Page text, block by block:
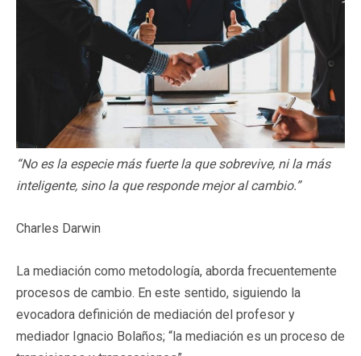
“No es la especie más fuerte la que sobrevive, ni la más
inteligente, sino la que responde mejor al cambio.”
Charles Darwin
La mediación como metodología, aborda frecuentemente
procesos de cambio. En este sentido, siguiendo la
evocadora definición de mediación del profesor y
mediador Ignacio Bolaños; “la mediación es un proceso de